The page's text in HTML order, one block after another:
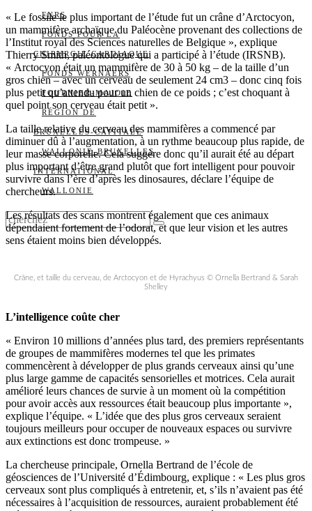
FNRS
FONDS POUR LA
CHIRURGIE CARDIAQUE
FONDS WERNAERS
FOURNIER-MAJOIE
RÉGION DE
BRUXELLES-CAPITALE
WALLONIE-BRUXELLES
INTERNATIONAL
WALLONIE
« Le fossile le plus important de l’étude fut un crâne d’Arctocyon,
un mammifère archaïque du Paléocène provenant des collections de
l’Institut royal des Sciences naturelles de Belgique », explique
Thierry Smith, paléontologue qui a participé à l’étude (IRSNB).
« Arctocyon était un mammifère de 30 à 50 kg – de la taille d’un
gros chien – avec un cerveau de seulement 24 cm3 – donc cinq fois
plus petit qu’attendu pour un chien de ce poids ; c’est choquant à
quel point son cerveau était petit ».
La taille relative du cerveau des mammifères a commencé par
diminuer dû à l’augmentation, à un rythme beaucoup plus rapide, de
leur masse corporelle. Cela suggère donc qu’il aurait été au départ
plus important d’être grand plutôt que fort intelligent pour pouvoir
survivre dans l’ère d’après les dinosaures, déclare l’équipe de
chercheurs.
Les résultats des scans montrent également que ces animaux
dépendaient fortement de l’odorat, et que leur vision et les autres
sens étaient moins bien développés.
Crâne, et taille du cerveau, de Arctocyon et de Hyrachyus © Ornella Bertrand & Sarah
Shelley
L’intelligence coûte cher
« Environ 10 millions d’années plus tard, des premiers représentants
de groupes de mammifères modernes tel que les primates
commencèrent à développer de plus grands cerveaux ainsi qu’une
plus large gamme de capacités sensorielles et motrices. Cela aurait
amélioré leurs chances de survie à un moment où la compétition
pour avoir accès aux ressources était beaucoup plus importante »,
explique l’équipe. « L’idée que des plus gros cerveaux seraient
toujours meilleurs pour occuper de nouveaux espaces ou survivre
aux extinctions est donc trompeuse. »
La chercheuse principale, Ornella Bertrand de l’école de
géosciences de l’Université d’Édimbourg, explique : « Les plus gros
cerveaux sont plus compliqués à entretenir, et, s’ils n’avaient pas été
nécessaires à l’acquisition de ressources, auraient probablement été